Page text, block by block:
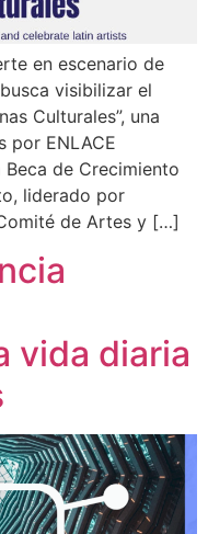
en escenario de
visibilizar el
Culturales”, una
por ENLACE
de Crecimiento
liderado por
de Artes y […]
vida diaria